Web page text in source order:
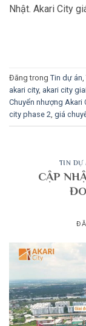
Nhật. Akari City
Đăng trong Tin dự án,
akari city, akari city
Chuyển nhượng Akari
city phase 2, giá
TIN DỰ
CẬP